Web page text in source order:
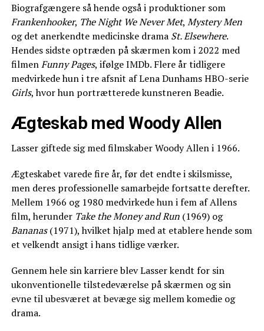
Biografgængere så hende også i produktioner som
Frankenhooker, The Night We Never Met, Mystery Men
og det anerkendte medicinske drama St. Elsewhere.
Hendes sidste optræden på skærmen kom i 2022 med
filmenFunny Pages, ifølge IMDb. Flere år tidligere
medvirkede hun i tre afsnit af Lena Dunhams HBO-serie
Girls, hvor hun portrætterede kunstneren Beadie.
Ægteskab med Woody Allen
Lasser giftede sig med filmskaber Woody Allen i 1966.
Ægteskabet varede fire år, før det endte i skilsmisse,
men deres professionelle samarbejde fortsatte derefter.
Mellem 1966 og 1980 medvirkede hun i fem af Allens
film, herunder Take the Money and Run(1969) og
Bananas(1971), hvilket hjalp med at etablere hende som
et velkendt ansigt i hans tidlige værker.
Gennem hele sin karriere blev Lasser kendt for sin
ukonventionelle tilstedeværelse på skærmen og sin
evne til ubesværet at bevæge sig mellem komedie og
drama.